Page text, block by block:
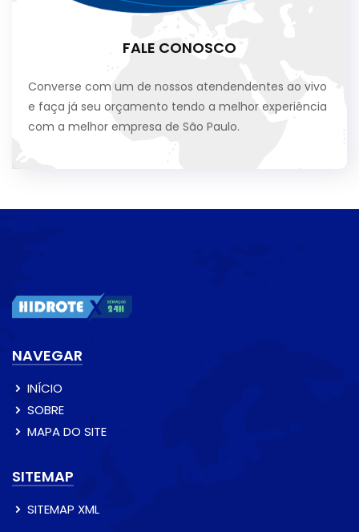
FALE CONOSCO
Converse com um de nossos atendendentes ao vivo
e faça já seu orçamento tendo a melhor experiência
com a melhor empresa de São Paulo.
NAVEGAR
INÍCIO
SOBRE
MAPA DO SITE
SITEMAP
SITEMAP XML